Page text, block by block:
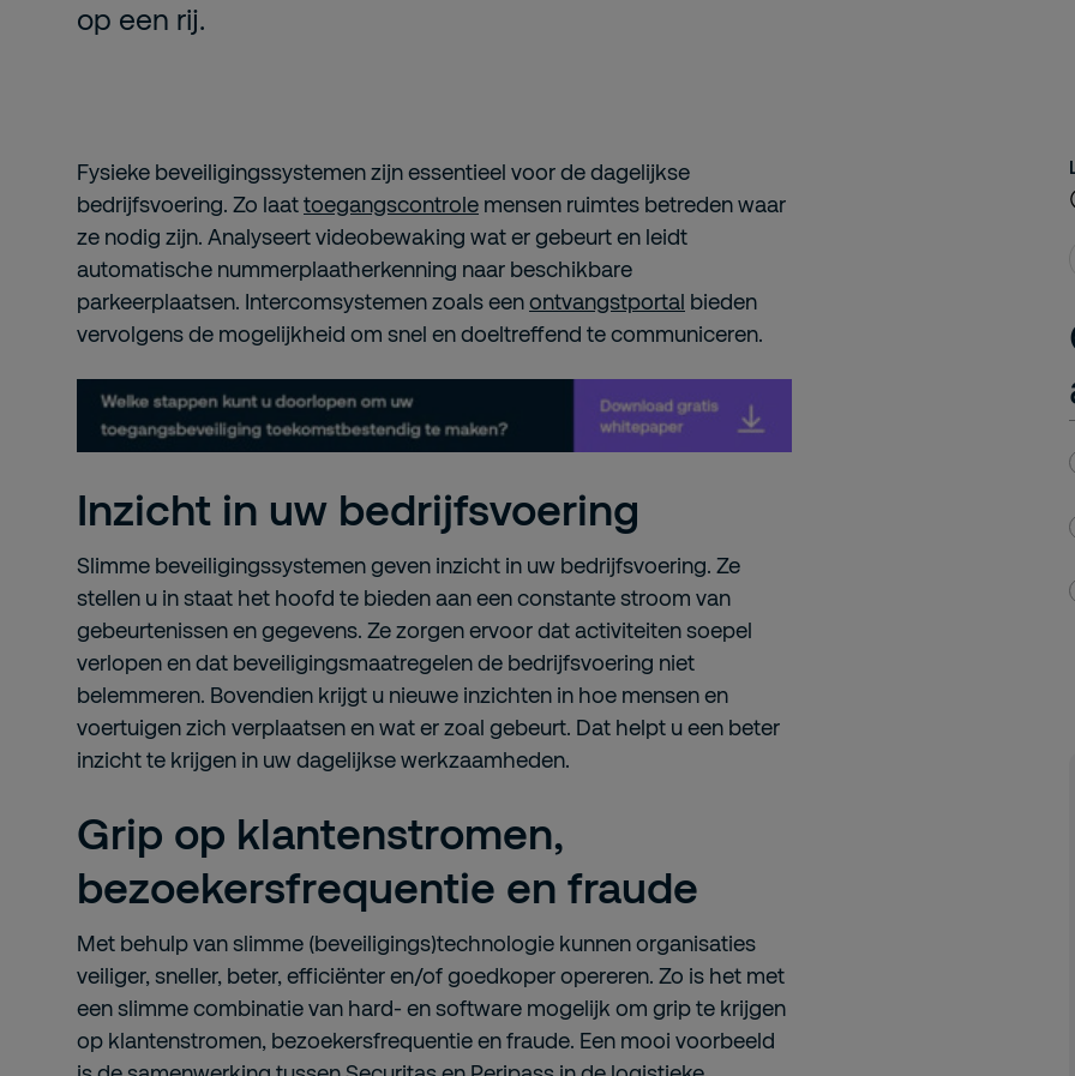
op een rij.
Fysieke beveiligingssystemen zijn essentieel voor de dagelijkse
bedrijfsvoering. Zo laattoegangscontrole mensen ruimtes betreden waar
ze nodig zijn. Analyseert videobewaking wat er gebeurt en leidt
automatische nummerplaatherkenning naar beschikbare
parkeerplaatsen. Intercomsystemen zoals eenontvangstportal bieden
vervolgens de mogelijkheid om snel en doeltreffend te communiceren.
Inzicht in uw bedrijfsvoering
Slimme beveiligingssystemen geven inzicht in uw bedrijfsvoering. Ze
stellen u in staat het hoofd te bieden aan een constante stroom van
gebeurtenissen en gegevens. Ze zorgen ervoor dat activiteiten soepel
verlopen en dat beveiligingsmaatregelen de bedrijfsvoering niet
belemmeren. Bovendien krijgt u nieuwe inzichten in hoe mensen en
voertuigen zich verplaatsen en wat er zoal gebeurt. Dat helpt u een beter
inzicht te krijgen in uw dagelijkse werkzaamheden.
Grip op klantenstromen,
bezoekersfrequentie en fraude
Met behulp van slimme (beveiligings)technologie kunnen organisaties
veiliger, sneller, beter, efficiënter en/of goedkoper opereren. Zo is het met
een slimme combinatie van hard- en software mogelijk om grip te krijgen
op klantenstromen, bezoekersfrequentie en fraude. Een mooi voorbeeld